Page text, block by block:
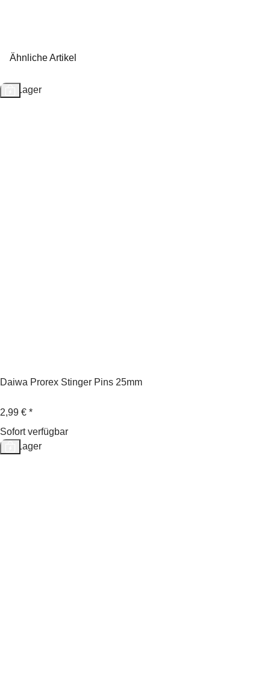
Ähnliche Artikel
Auf Lager
Daiwa Prorex Stinger Pins 25mm
2,99 € *
Sofort verfügbar
Auf Lager